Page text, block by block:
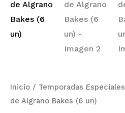
Inicio / Temporadas Especiales
de Algrano Bakes (6 un)